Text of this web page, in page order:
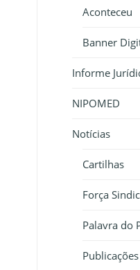
Aconteceu
Banner
Informe
NIPOMED
Notícias
Cartilhas
Força
Palavra do
Publicações